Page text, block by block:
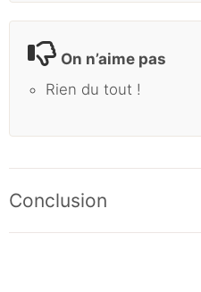
On n’aime pas
Rien du tout !
Conclusion